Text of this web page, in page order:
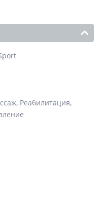
Реабилитация,